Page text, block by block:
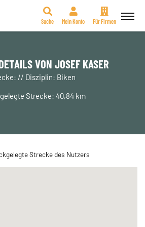
Suche Mein Konto Für Firmen
VON JOSEF KASER
// Disziplin: Biken
Strecke: 40,84 km
Strecke des Nutzers